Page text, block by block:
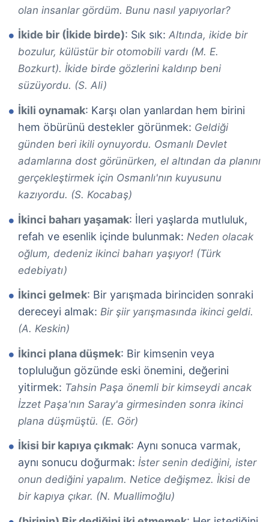
olan insanlar gördüm. Bunu nasıl yapıyorlar?
İkide bir (İkide birde): Sık sık: Altında, ikide bir
bozulur, külüstür bir otomobili vardı (M. E.
Bozkurt). İkide birde gözlerini kaldırıp beni
süzüyordu. (S. Ali)
İkili oynamak: Karşı olan yanlardan hem birini
hem öbürünü destekler görünmek: Geldiği
günden beri ikili oynuyordu. Osmanlı Devlet
adamlarına dost görünürken, el altından da planını
gerçekleştirmek için Osmanlı'nın kuyusunu
kazıyordu. (S. Kocabaş)
İkinci baharı yaşamak: İleri yaşlarda mutluluk,
refah ve esenlik içinde bulunmak: Neden olacak
oğlum, dedeniz ikinci baharı yaşıyor! (Türk
edebiyatı)
İkinci gelmek: Bir yarışmada birinciden sonraki
dereceyi almak: Bir şiir yarışmasında ikinci geldi.
(A. Keskin)
İkinci plana düşmek: Bir kimsenin veya
topluluğun gözünde eski önemini, değerini
yitirmek: Tahsin Paşa önemli bir kimseydi ancak
İzzet Paşa'nın Saray'a girmesinden sonra ikinci
plana düşmüştü. (E. Gör)
İkisi bir kapıya çıkmak: Aynı sonuca varmak,
aynı sonucu doğurmak: İster senin dediğini, ister
onun dediğini yapalım. Netice değişmez. İkisi de
bir kapıya çıkar. (N. Muallimoğlu)